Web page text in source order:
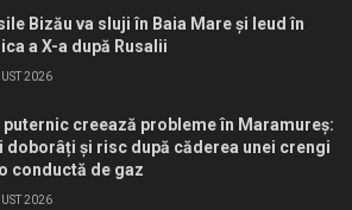
Bizău va sluji în Baia Mare și Ieud în
a X-a după Rusalii
2026
puternic creează probleme în Maramureș:
doborâți și risc după căderea unei crengi
conductă de gaz
2026